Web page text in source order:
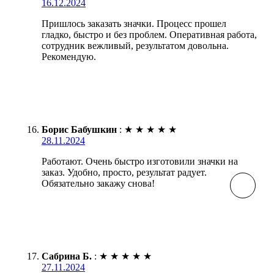
16.12.2024
Пришлось заказать значки. Процесс прошел
гладко, быстро и без проблем. Оперативная работа,
сотрудник вежливый, результатом довольна.
Рекомендую.
Борис Бабушкин : ★ ★ ★ ★ ★
28.11.2024
Работают. Очень быстро изготовили значки на
заказ. Удобно, просто, результат радует.
Обязательно закажу снова!
Сабрина Б. : ★ ★ ★ ★ ★
27.11.2024